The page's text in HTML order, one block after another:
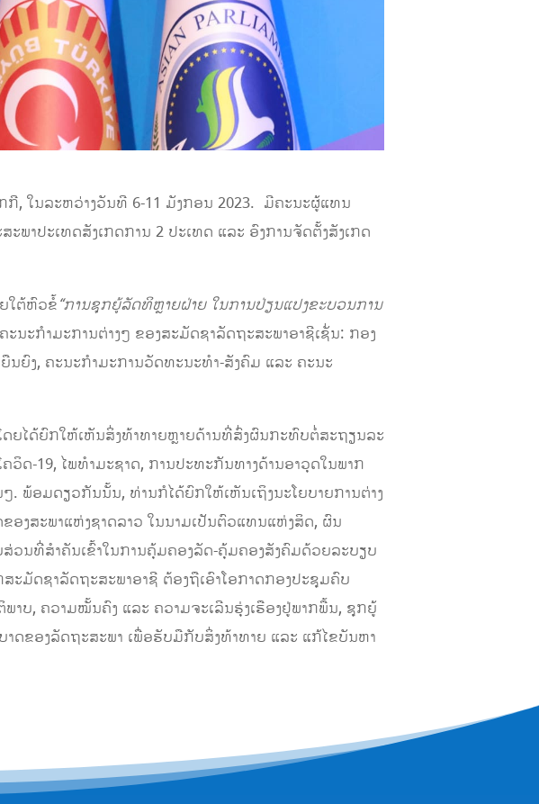
ນທີ 6-11 ມັງກອນ 2023. ມີຄະນະຜູ້ແທນ
າປະເທດສັງເກດການ 2 ປະເທດ ແລະ ອົງການຈັດຕັ້ງສັງເກດ
ໃຕ້ຫົວຂໍ້“ການຊຸກຍູ້ລັດທິຫຼາຍຝ່າຍ ໃນການປ່ຽນແປງຂະບວນການ
ະກຳມະການຕ່າງໆ ຂອງສະມັດຊາລັດຖະສະພາອາຊີເຊັ່ນ: ກອງ
ຍົງ, ຄະນະກຳມະການວັດທະນະທຳ-ສັງຄົມ ແລະ ຄະນະ
ຍໄດ້ຍົກໃຫ້ເຫັນສິ່ງທ້າທາຍຫຼາຍດ້ານທີ່ສົ່ງຜົນກະທົບຕໍ່ສະຖຽນລະ
ດ-19, ໄພທໍາມະຊາດ, ການປະທະກັນທາງດ້ານອາວຸດໃນພາກ
. ພ້ອມດຽວກັນນັ້ນ, ທ່ານກໍໄດ້ຍົກໃຫ້ເຫັນເຖິງນະໂຍບາຍການຕ່າງ
ງສະພາແຫ່ງຊາດລາວ ໃນນາມເປັນຕົວແທນແຫ່ງສິດ, ຜົນ
ວນທີ່ສຳຄັນເຂົ້າໃນການຄຸ້ມຄອງລັດ-ຄຸ້ມຄອງສັງຄົມດ້ວຍລະບຽບ
ມັດຊາລັດຖະສະພາອາຊີ ຕ້ອງ​ຖື​ເອົາ​ໂອກາດ​ກອງ​ປະຊຸມ​ຄົບ​
າບ, ຄວາມ​ໝັ້ນຄົງ ​ແລະ ຄວາມ​ຈະ​ເລີ​ນຮຸ່ງ​ເຮືອງ​ຢູ່​ພາກ​ພື້ນ, ຊຸກຍູ້​
ດ​ຂອງ​ລັດຖະສະພາ ​ເພື່ອ​ຮັບມືກັບ​ສິ່ງ​ທ້າ​ທາຍ ​ແລະ ​ແກ້​ໄຂ​​ບັນຫາ​